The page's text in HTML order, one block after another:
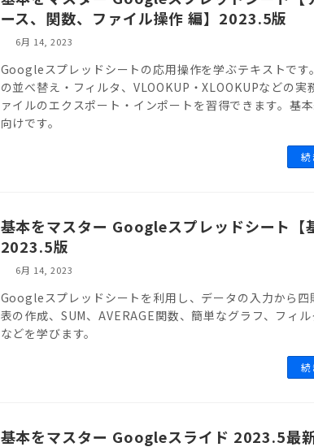
ース、関数、ファイル操作 編】2023.5版
6月 14, 2023
Googleスプレッドシートの応用操作を学ぶテキストです
の並べ替え・フィルタ、VLOOKUP・XLOOKUPなどの実
ァイルのエクスポート・インポートを習得できます。基
向けです。
続
基本をマスター Googleスプレッドシート【
2023.5版
6月 14, 2023
Googleスプレッドシートを利用し、データの入力から四
表の作成、SUM、AVERAGE関数、簡単なグラフ、フィ
などを学びます。
続
基本をマスター Googleスライド 2023.5最